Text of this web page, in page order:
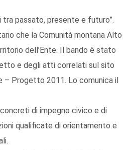
passato, presente e futuro”.
che la Comunità montana Alto
dell’Ente. Il bando è stato
e degli atti correlati sul sito
– Progetto 2011. Lo comunica il
di impegno civico e di
qualificate di orientamento e